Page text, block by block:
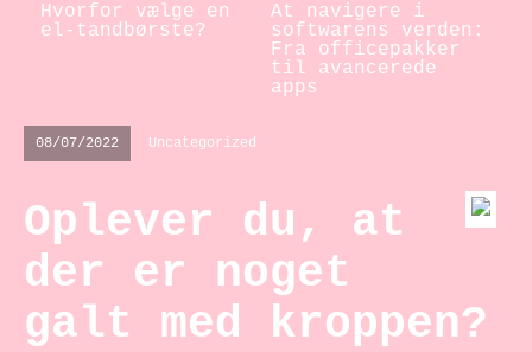
Hvorfor vælge en
el-tandbørste?
At navigere i
softwarens verden:
Fra officepakker
til avancerede
apps
08/07/2022 Uncategorized
Oplever du, at
der er noget
galt med kroppen?